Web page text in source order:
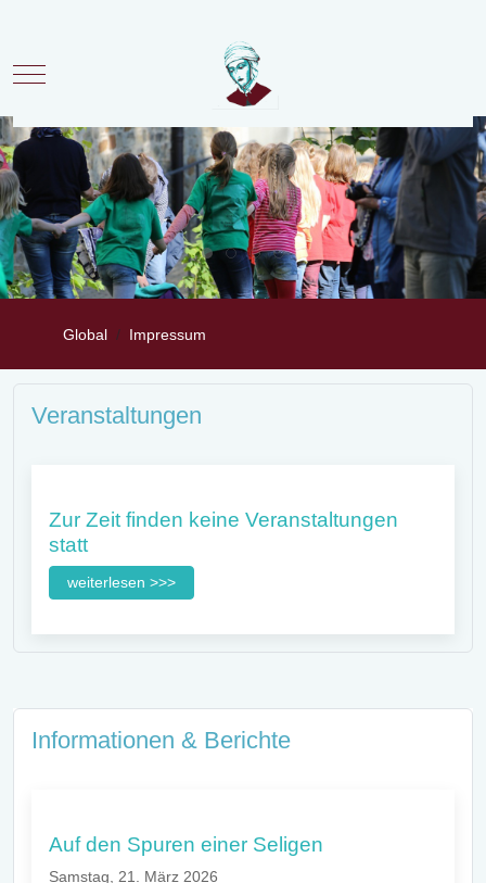
Mobile Menu Toggle
Global Impressum
Veranstaltungen
Zur Zeit finden keine Veranstaltungen
statt
weiterlesen >>>
Informationen & Berichte
Auf den Spuren einer Seligen
Samstag, 21. März 2026